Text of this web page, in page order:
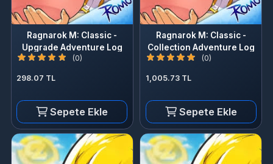
Ragnarok M: Classic -
Upgrade Adventure Log
(0)
298.07 TL
Ragnarok M: Classic -
Collection Adventure Log
(0)
1,005.73 TL